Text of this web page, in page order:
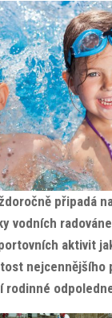
připadá
vodních
aktivit
nejcennějšího